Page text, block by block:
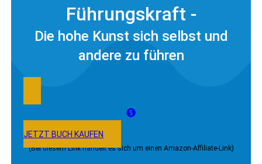
Führungskraft -
Die hohe Kunst sich selbst und
andere zu führen
JETZT BUCH KAUFEN
(Bei diesem Link handelt es sich um einen Amazon-Affiliate-Link)